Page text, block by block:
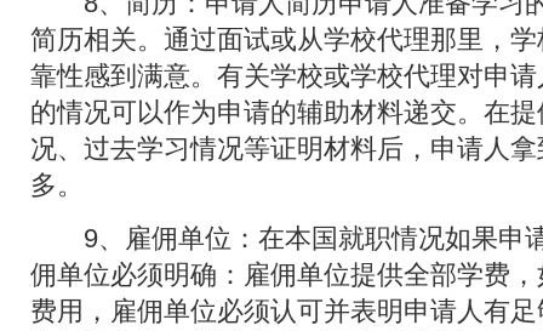
简历相关。通过面试或从学校代理那里，
靠性感到满意。有关学校或学校代理对申
的情况可以作为申请的辅助材料递交。在
况、过去学习情况等证明材料后，申请人
多。
9、雇佣单位：在本国就职情况如果申
佣单位必须明确：雇佣单位提供全部学费
费用，雇佣单位必须认可并表明申请人有